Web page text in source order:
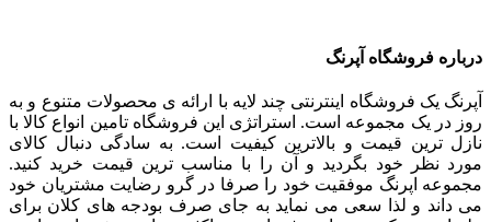
درباره فروشگاه آپرنگ
آپرنگ یک فروشگاه اینترنتی چند لایه با ارائه ی محصولات متنوع و به
روز در یک مجموعه است. استراتژی این فروشگاه تامین انواع کالا با
نازل ترین قیمت و بالاترین کیفیت است. به سادگی دنبال کالای
مورد نظر خود بگردید و آن را با مناسب ترین قیمت خرید کنید.
مجموعه اپرنگ موفقیت خود را صرفا در گرو رضایت مشتریان خود
می داند و لذا سعی می نماید به جای صرف بودجه های کلان برای